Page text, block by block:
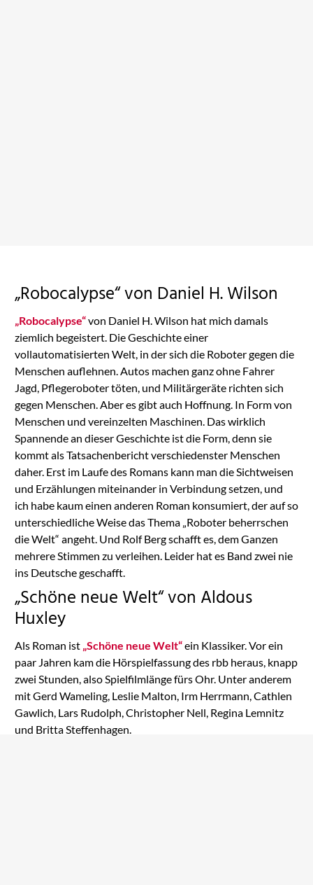
„Robocalypse“ von Daniel H. Wilson
„Robocalypse“von Daniel H. Wilson hat mich damals
ziemlich begeistert. Die Geschichte einer
vollautomatisierten Welt, in der sich die Roboter gegen die
Menschen auflehnen. Autos machen ganz ohne Fahrer
Jagd, Pflegeroboter töten, und Militärgeräte richten sich
gegen Menschen. Aber es gibt auch Hoffnung. In Form von
Menschen und vereinzelten Maschinen. Das wirklich
Spannende an dieser Geschichte ist die Form, denn sie
kommt als Tatsachenbericht verschiedenster Menschen
daher. Erst im Laufe des Romans kann man die Sichtweisen
und Erzählungen miteinander in Verbindung setzen, und
ich habe kaum einen anderen Roman konsumiert, der auf so
unterschiedliche Weise das Thema „Roboter beherrschen
die Welt“ angeht. Und Rolf Berg schafft es, dem Ganzen
mehrere Stimmen zu verleihen. Leider hat es Band zwei nie
ins Deutsche geschafft.
„Schöne neue Welt“ von Aldous
Huxley
Als Roman ist „Schöne neue Welt“ein Klassiker. Vor ein
paar Jahren kam die Hörspielfassung des rbb heraus, knapp
zwei Stunden, also Spielfilmlänge fürs Ohr. Unter anderem
mit Gerd Wameling, Leslie Malton, Irm Herrmann, Cathlen
Gawlich, Lars Rudolph, Christopher Nell, Regina Lemnitz
und Britta Steffenhagen.